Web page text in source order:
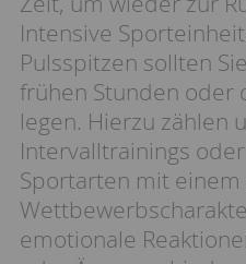
Intensive
Pulsspitzen sollten
frühen Stunden oder
legen. Hierzu zählen
Intervalltrainings
Sportarten mit einem
emotionale